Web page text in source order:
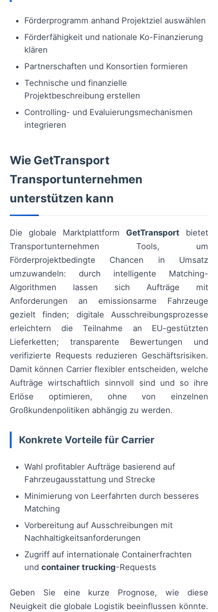
Förderprogramm anhand Projektziel auswählen
Förderfähigkeit und nationale Ko-Finanzierung
klären
Partnerschaften und Konsortien formieren
Technische und finanzielle
Projektbeschreibung erstellen
Controlling- und Evaluierungsmechanismen
integrieren
Wie GetTransport
Transportunternehmen
unterstützen kann
Die globale Marktplattform GetTransport bietet
Transportunternehmen Tools, um
Förderprojektbedingte Chancen in Umsatz
umzuwandeln: durch intelligente Matching-
Algorithmen lassen sich Aufträge mit
Anforderungen an emissionsarme Fahrzeuge
gezielt finden; digitale Ausschreibungsprozesse
erleichtern die Teilnahme an EU-gestützten
Lieferketten; transparente Bewertungen und
verifizierte Requests reduzieren Geschäftsrisiken.
Damit können Carrier flexibler entscheiden, welche
Aufträge wirtschaftlich sinnvoll sind und so ihre
Erlöse optimieren, ohne von einzelnen
Großkundenpolitiken abhängig zu werden.
Konkrete Vorteile für Carrier
Wahl profitabler Aufträge basierend auf
Fahrzeugausstattung und Strecke
Minimierung von Leerfahrten durch besseres
Matching
Vorbereitung auf Ausschreibungen mit
Nachhaltigkeitsanforderungen
Zugriff auf internationale Containerfrachten
und container trucking-Requests
Geben Sie eine kurze Prognose, wie diese
Neuigkeit die globale Logistik beeinflussen könnte.